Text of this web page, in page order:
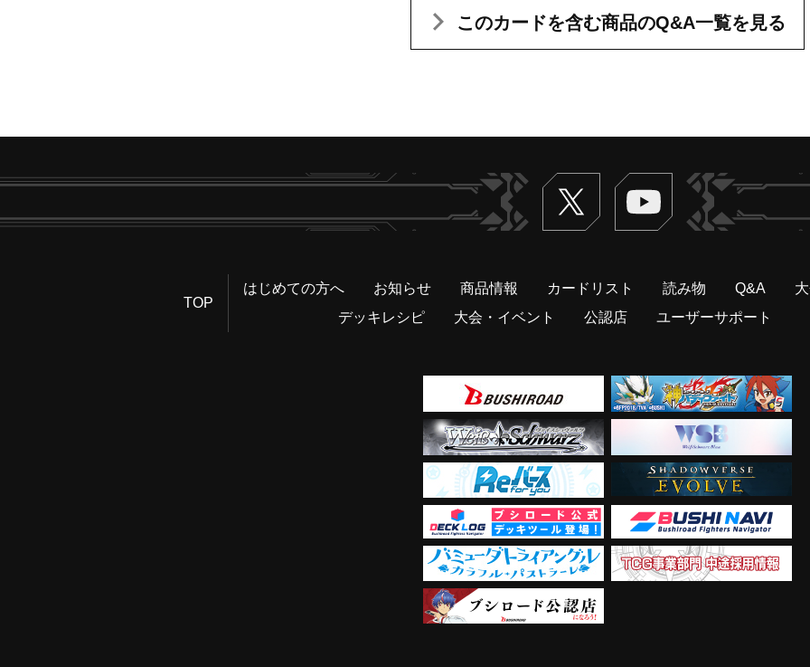
このカードを含む商品のQ&A一覧を見る
Twitter ヴァンガードch
TOP
はじめての方へ お知らせ 商品情報 カードリスト 読み物 Q&A
デッキレシピ
大会・イベント 公認店 ユーザーサポート